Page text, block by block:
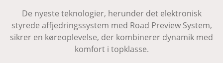
De nyeste teknologier, herunder det elektronisk
styrede affjedringssystem med Road Preview System,
sikrer en køreoplevelse, der kombinerer dynamik med
komfort i topklasse.